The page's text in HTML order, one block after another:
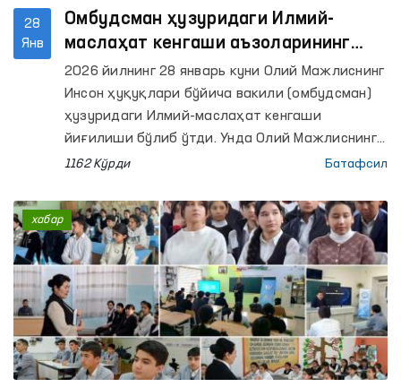
28
Янв
Омбудсман ҳузуридаги Илмий-
маслаҳат кенгаши аъзоларининг
2025 йилги маъруза юзасидан
таклифлари олинди
2026 йилнинг 28 январь куни Олий Мажлиснинг
Инсон ҳуқуқлари бўйича вакили (омбудсман)
ҳузуридаги Илмий-маслаҳат кенгаши
йиғилиши бўлиб ўтди. Унда Олий Мажлиснинг
Инсон ҳуқуқлари бўйича вакилининг
юзасидан маърузаси муҳокама қилинди.
1162 Кўрди Батафсил
хабар